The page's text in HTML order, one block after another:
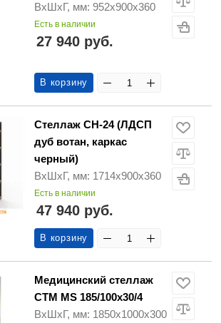
ВхШхГ, мм: 952х900х360
Есть в наличии
27 940 руб.
В корзину
Стеллаж СН-24 (ЛДСП
дуб вотан, каркас
черный)
ВхШхГ, мм: 1714х900х360
Есть в наличии
47 940 руб.
В корзину
Медицинский стеллаж
СТМ MS 185/100х30/4
ВхШхГ, мм: 1850х1000х300